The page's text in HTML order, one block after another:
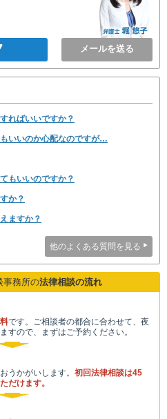
メールを送る
ればいいですか？
いいのか心配なのですが…
もいいのですか？
か？
ますか？
他のよくある質問を見る
事務所の法律相談の流れ
です。ご相談者の都合に合わせて、夜
すので、まずはご予約ください。
うかがいします。 初回法律相談は45
だけます。